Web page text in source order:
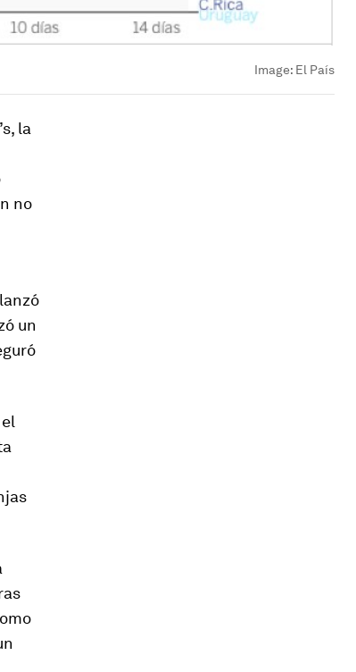
Image: El País
la
no
un